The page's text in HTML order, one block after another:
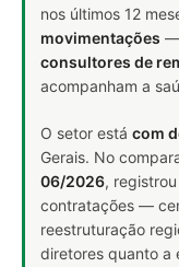
nos últimos 12
movimentações —
consultores de
acompanham a
O setor está com
Gerais. No
06/2026,
contratações —
reestruturação
diretores quanto a